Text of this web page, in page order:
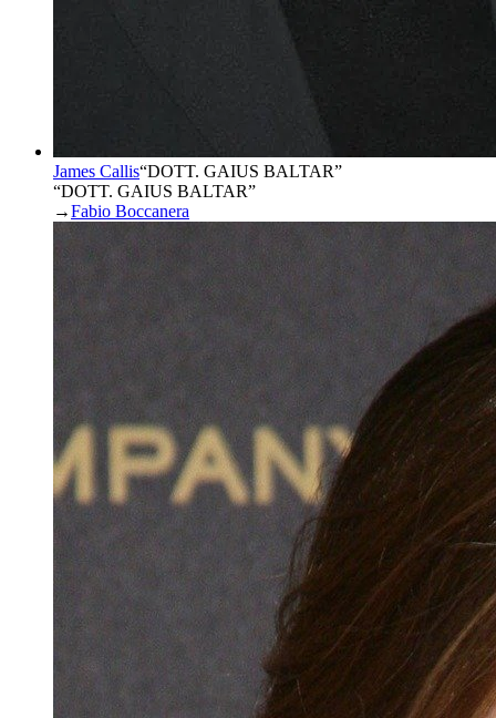
James Callis“DOTT. GAIUS BALTAR”
“DOTT. GAIUS BALTAR”
→Fabio Boccanera